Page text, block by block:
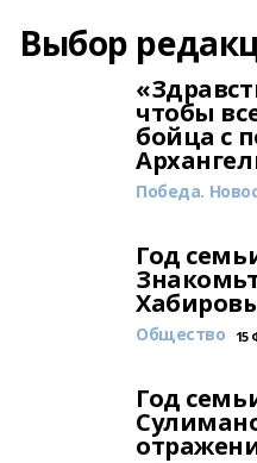
Выбор
чтобы
бойца с
Победа.
Год
Общество 15
Год